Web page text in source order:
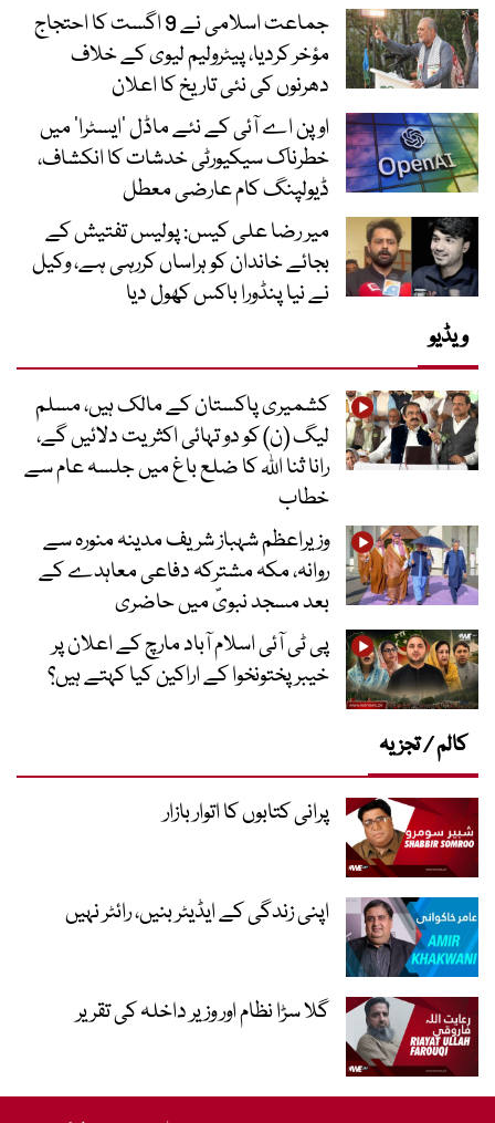
جماعت اسلامی نے 9 اگست کا احتجاج
مؤخر کردیا، پیٹرولیم لیوی کے خلاف
دھرنوں کی نئی تاریخ کا اعلان
اوپن اے آئی کے نئے ماڈل ’ایسٹرا‘ میں
خطرناک سیکیورٹی خدشات کا انکشاف،
ڈیولپنگ کام عارضی معطل
میر رضا علی کیس: پولیس تفتیش کے
بجائے خاندان کو ہراساں کررہی ہے، وکیل
نے نیا پنڈورا باکس کھول دیا
ویڈیو
کشمیری پاکستان کے مالک ہیں، مسلم
لیگ (ن) کو دو تہائی اکثریت دلائیں گے،
رانا ثنا اللہ کا ضلع باغ میں جلسہ عام سے
خطاب
وزیراعظم شہباز شریف مدینہ منورہ سے
روانہ، مکہ مشترکہ دفاعی معاہدے کے
بعد مسجد نبویؐ میں حاضری
پی ٹی آئی اسلام آباد مارچ کے اعلان پر
خیبر پختونخوا کے اراکین کیا کہتے ہیں؟
کالم / تجزیہ
پرانی کتابوں کا اتوار بازار
اپنی زندگی کے ایڈیٹر بنیں، رائٹر نہیں
گلا سڑا نظام اور وزیر داخلہ کی تقریر